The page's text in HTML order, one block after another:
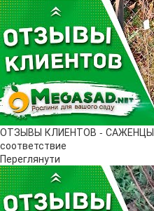
ОТЗЫВЫ КЛИЕНТОВ - САЖЕНЦЫ
соответствие
Переглянути